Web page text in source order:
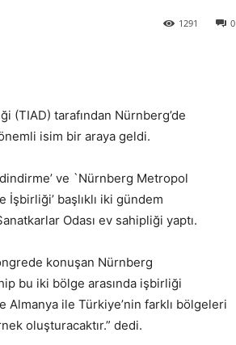
0
1291
(TIAD) tarafından Nürnberg’de
isim bir araya geldi.
ve `Nürnberg Metropol
başlıklı iki gündem
Odası ev sahipliği yaptı.
konuşan Nürnberg
bu iki bölge arasında işbirliği
Almanya ile Türkiye’nin farklı bölgeleri
oluşturacaktır.” dedi.